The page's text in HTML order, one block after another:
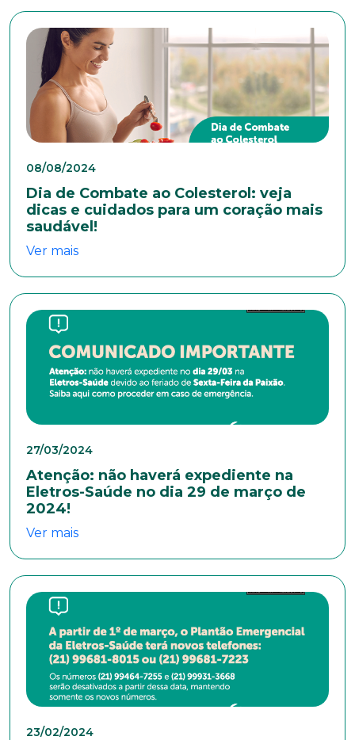
08/08/2024
Dia de Combate ao Colesterol: veja
dicas e cuidados para um coração mais
saudável!
Ver mais
27/03/2024
Atenção: não haverá expediente na
Eletros-Saúde no dia 29 de março de
2024!
Ver mais
23/02/2024
Naturalidade
Estado Civil
Escolaridade
Masculino
Feminino Outros
Área de interesse
Anexar currículo*